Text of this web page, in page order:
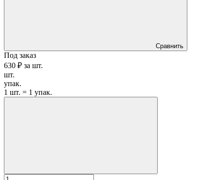
Сравнить
Под заказ
630 ₽ за шт.
шт.
упак.
1 шт. = 1 упак.